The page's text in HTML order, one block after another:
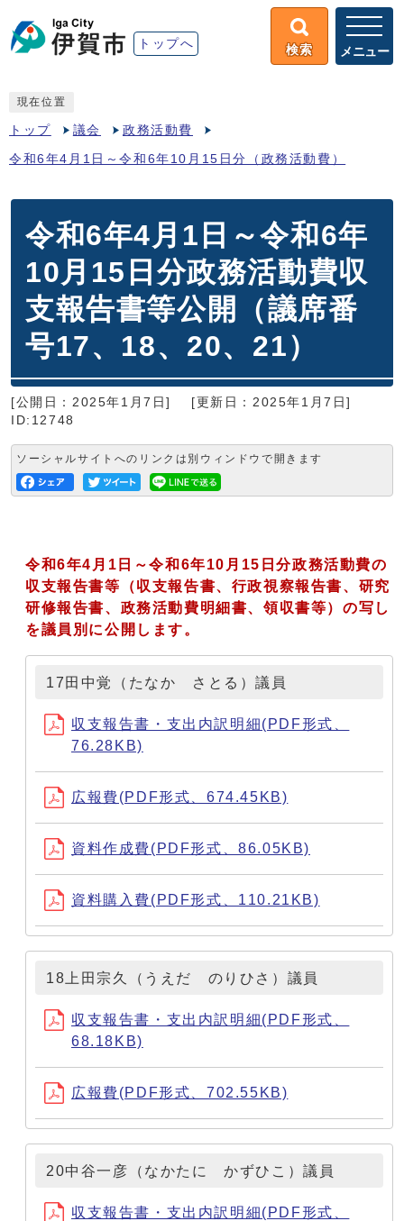
トップへ 検索 メニュー
現在位置
トップ 議会 政務活動費
令和6年4月1日～令和6年10月15日分（政務活動費）
令和6年4月1日～令和6年
10月15日分政務活動費収
支報告書等公開（議席番
号17、18、20、21）
[公開日：2025年1月7日]
[更新日：2025年1月7日]
ID:12748
ソーシャルサイトへのリンクは別ウィンドウで開きます
令和6年4月1日～令和6年10月15日分政務活動費の
収支報告書等（収支報告書、行政視察報告書、研究
研修報告書、政務活動費明細書、領収書等）の写し
を議員別に公開します。
17田中覚（たなか さとる）議員
収支報告書・支出内訳明細(PDF形式、
76.28KB)
広報費(PDF形式、674.45KB)
資料作成費(PDF形式、86.05KB)
資料購入費(PDF形式、110.21KB)
18上田宗久（うえだ のりひさ）議員
収支報告書・支出内訳明細(PDF形式、
68.18KB)
広報費(PDF形式、702.55KB)
20中谷一彦（なかたに かずひこ）議員
収支報告書・支出内訳明細(PDF形式、